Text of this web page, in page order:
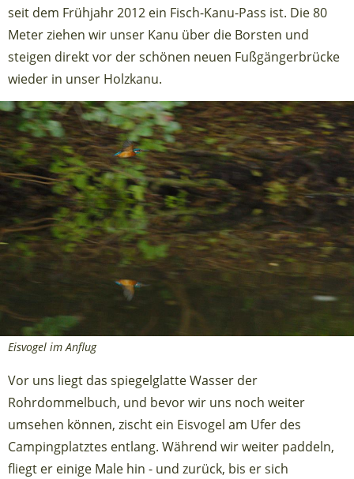
seit dem Frühjahr 2012 ein Fisch-Kanu-Pass ist. Die 80
Meter ziehen wir unser Kanu über die Borsten und
steigen direkt vor der schönen neuen Fußgängerbrücke
wieder in unser Holzkanu.
Eisvogel im Anflug
Vor uns liegt das spiegelglatte Wasser der
Rohrdommelbuch, und bevor wir uns noch weiter
umsehen können, zischt ein Eisvogel am Ufer des
Campingplatztes entlang. Während wir weiter paddeln,
fliegt er einige Male hin - und zurück, bis er sich